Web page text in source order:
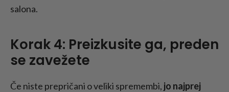
salona.
Korak 4: Preizkusite ga, preden
se zavežete
Če niste prepričani o veliki spremembi, jo najprej